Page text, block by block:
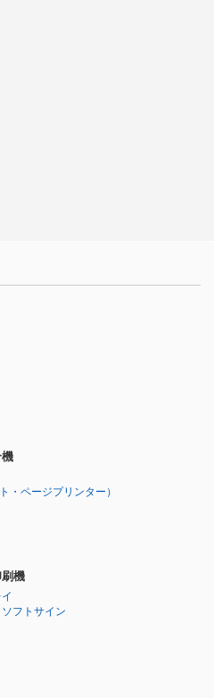
・ページプリンター）
機
フトサイン